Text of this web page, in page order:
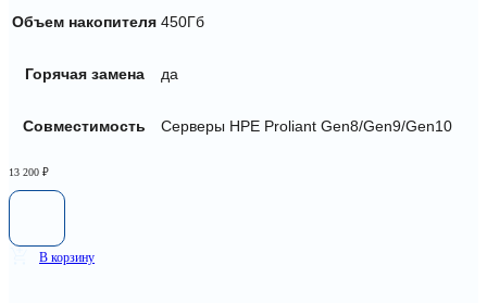
Объем накопителя 450Гб
Горячая замена да
Совместимость Серверы HPE Proliant Gen8/Gen9/Gen10
13 200 ₽
В корзину